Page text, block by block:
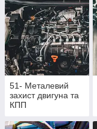
51- Металевий
захист двигуна та
КПП